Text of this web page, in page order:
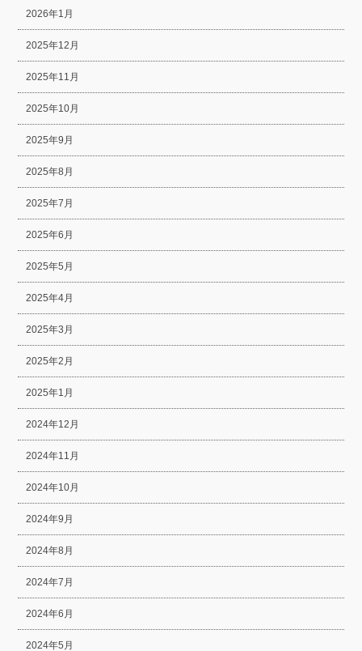
2026年1月
2025年12月
2025年11月
2025年10月
2025年9月
2025年8月
2025年7月
2025年6月
2025年5月
2025年4月
2025年3月
2025年2月
2025年1月
2024年12月
2024年11月
2024年10月
2024年9月
2024年8月
2024年7月
2024年6月
2024年5月